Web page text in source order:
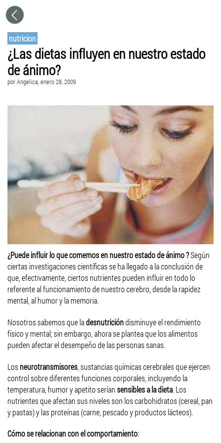
nutricion
¿Las dietas influyen en nuestro estado
de ánimo?
porAngelica, enero 28, 2009
¿Puede influir lo que comemos en nuestro estado de ánimo ?Según
ciertas investigaciones científicas se ha llegado a la conclusión de
que, efectivamente, ciertos nutrientes pueden influir en todo lo
referente al funcionamiento de nuestro cerebro, desde la rapidez
mental, al humor y la memoria.
Nosotros sabemos que ladesnutricióndisminuye el rendimiento
físico y mental; sin embargo, ahora se plantea que los alimentos
pueden afectar el desempeño de las personas sanas.
Los neurotransmisores , sustancias químicas cerebrales que ejercen
control sobre diferentes funciones corporales, incluyendo la
temperatura, humor y apetito seríansensibles a la dieta. Los
nutrientes que afectan sus niveles son los carbohidratos (cereal, pan
y pastas) y las proteínas (carne, pescado y productos lácteos).
Cómo se relacionan con el comportamiento: